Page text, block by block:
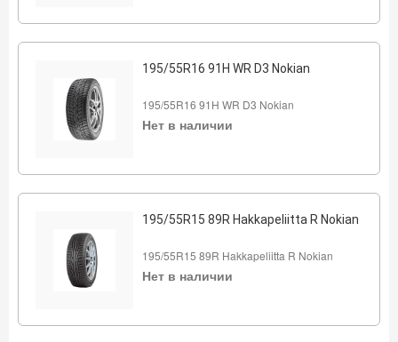
195/55R16 91H WR D3 Nokian
195/55R16 91H WR D3 Nokian
Нет в наличии
195/55R15 89R Hakkapeliitta R Nokian
195/55R15 89R Hakkapeliitta R Nokian
Нет в наличии